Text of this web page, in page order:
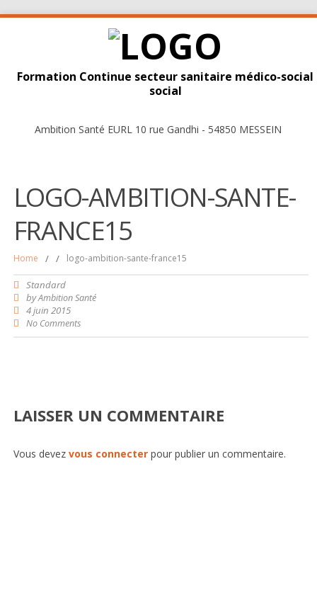
Formation Continue secteur sanitaire médico-social
social
Ambition Santé EURL 10 rue Gandhi - 54850 MESSEIN
LOGO-AMBITION-SANTE-
FRANCE15
Home / / logo-ambition-sante-france15
Standard
byAmbition Santé
4 juin 2015
No Comments
LAISSER UN COMMENTAIRE
Vous devez vous connecterpour publier un commentaire.